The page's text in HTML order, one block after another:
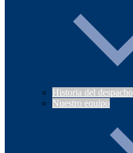
Historia del despacho
Nuestro equipo